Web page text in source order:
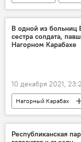
Колумнисты
В одной из больниц
сестра солдата,
Нагорном Карабахе
10 декабря 2021,
Нагорный Карабах
Общество
Новости Армения
Республиканская